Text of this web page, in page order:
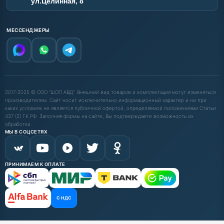
МЕССЕНДЖЕРЫ
2017-2025 © ООО "ШОП АВД". Внешний вид товаров и комплектация могут изменяться
производителем. Сайт носит исключительно информационный характер и ни при
каких условиях не является публичной офертой, определяемой положениями Статьи
437 (2) ГК РФ. Заполняя формы на сайте, Вы подтверждаете возможность их
обработки.
МЫ В СОЦСЕТЯХ
ПРИНИМАЕМ К ОПЛАТЕ
С НДС